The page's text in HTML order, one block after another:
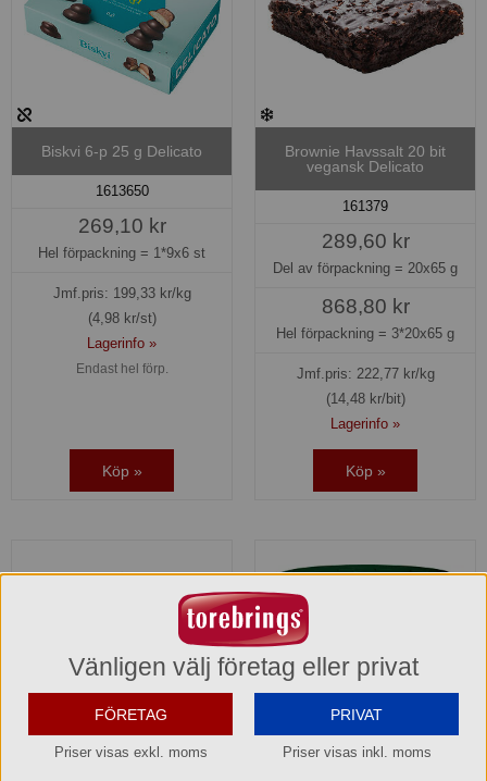
Biskvi 6-p 25 g Delicato
1613650
269,10 kr
Hel förpackning = 1*9x6 st
Jmf.pris: 199,33kr/kg
(4,98 kr/st)
Lagerinfo »
Endast hel förp.
Köp »
Brownie Havssalt 20 bit
vegansk Delicato
161379
289,60 kr
Del av förpackning = 20x65 g
868,80 kr
Hel förpackning = 3*20x65 g
Jmf.pris: 222,77kr/kg
(14,48 kr/bit)
Lagerinfo »
Köp »
Vänligen välj företag eller privat
FÖRETAG
Priser visas exkl. moms
PRIVAT
Priser visas inkl. moms